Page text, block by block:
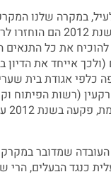
במקרה שלנו
לאגודת בית שערים
את כל התנאים
אייחד את הדיון
כלפי אגודת בית
(רשות הפיתוח
זו,
העובדה שמדובר
כנגד הבעלים, הרי